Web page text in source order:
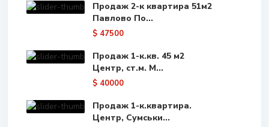
Продаж 2-к квартира 51м2
Павлово По...
$ 47500
Продаж 1-к.кв. 45 м2
Центр, ст.м. М...
$ 40000
Продаж 1-к.квартира.
Центр, Сумськи...